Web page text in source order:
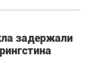
задержали